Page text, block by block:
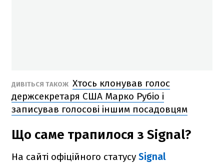
ДИВІТЬСЯ ТАКОЖ Хтось клонував голос
держсекретаря США Марко Рубіо і
записував голосові іншим посадовцям
Що саме трапилося з Signal?
На сайті офіційного статусу Signal